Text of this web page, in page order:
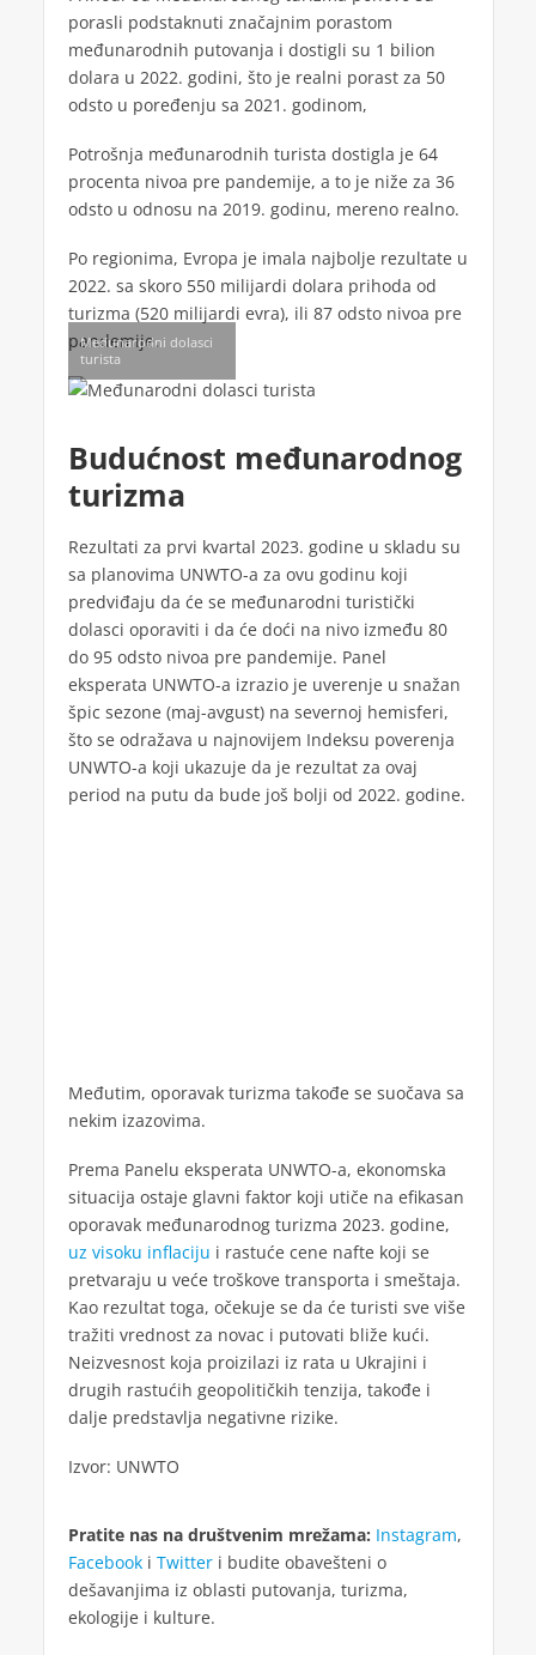
porasli podstaknuti značajnim porastom
međunarodnih putovanja i dostigli su 1 bilion
dolara u 2022. godini, što je realni porast za 50
odsto u poređenju sa 2021. godinom,
Potrošnja međunarodnih turista dostigla je 64
procenta nivoa pre pandemije, a to je niže za 36
odsto u odnosu na 2019. godinu, mereno realno.
Po regionima, Evropa je imala najbolje rezultate u
2022. sa skoro 550 milijardi dolara prihoda od
turizma (520 milijardi evra), ili 87 odsto nivoa pre
pandemije.
Međunarodni dolasci
turista
Budućnost međunarodnog
turizma
Rezultati za prvi kvartal 2023. godine u skladu su
sa planovima UNWTO-a za ovu godinu koji
predviđaju da će se međunarodni turistički
dolasci oporaviti i da će doći na nivo između 80
do 95 odsto nivoa pre pandemije. Panel
eksperata UNWTO-a izrazio je uverenje u snažan
špic sezone (maj-avgust) na severnoj hemisferi,
što se odražava u najnovijem Indeksu poverenja
UNWTO-a koji ukazuje da je rezultat za ovaj
period na putu da bude još bolji od 2022. godine.
Međutim, oporavak turizma takođe se suočava sa
nekim izazovima.
Prema Panelu eksperata UNWTO-a, ekonomska
situacija ostaje glavni faktor koji utiče na efikasan
oporavak međunarodnog turizma 2023. godine,
uz visoku inflaciju i rastuće cene nafte koji se
pretvaraju u veće troškove transporta i smeštaja.
Kao rezultat toga, očekuje se da će turisti sve više
tražiti vrednost za novac i putovati bliže kući.
Neizvesnost koja proizilazi iz rata u Ukrajini i
drugih rastućih geopolitičkih tenzija, takođe i
dalje predstavlja negativne rizike.
Izvor: UNWTO
Pratite nas na društvenim mrežama: Instagram,
Facebooki Twitteri budite obavešteni o
dešavanjima iz oblasti putovanja, turizma,
ekologije i kulture.